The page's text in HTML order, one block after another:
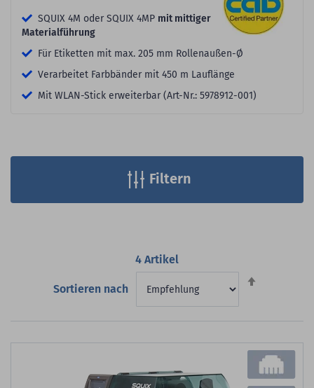
SQUIX 4M oder SQUIX 4MP mit mittiger
Materialführung
Für Etiketten mit max. 205 mm Rollenaußen-Ø
Verarbeitet Farbbänder mit 450 m Lauflänge
Mit WLAN-Stick erweiterbar (Art-Nr.: 5978912-001)
4 Artikel
Sortieren nach
Filtern